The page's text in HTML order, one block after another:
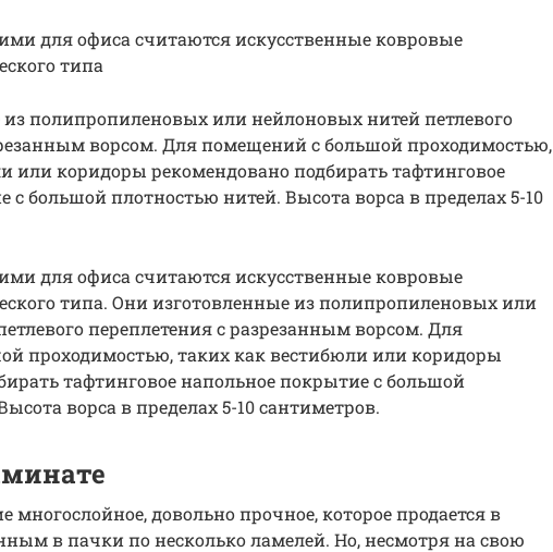
для офиса считаются искусственные ковровые
типа
полипропиленовых или нейлоновых нитей петлевого
ворсом. Для помещений с большой проходимостью,
или коридоры рекомендовано подбирать тафтинговое
с большой плотностью нитей. Высота ворса в пределах 5-10
для офиса считаются искусственные ковровые
типа. Они изготовленные из полипропиленовых или
переплетения с разрезанным ворсом. Для
проходимостью, таких как вестибюли или коридоры
тафтинговое напольное покрытие с большой
ворса в пределах 5-10 сантиметров.
довольно прочное, которое продается в
в пачки по несколько ламелей. Но, несмотря на свою